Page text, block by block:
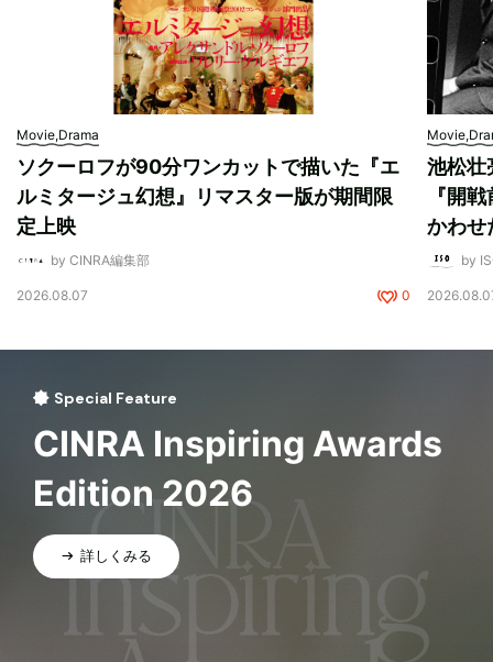
Movie,Drama
ソクーロフが90分ワンカットで描いた『エ
ルミタージュ幻想』リマスター版が期間限
定上映
by CINRA編集部
2026.08.07 0
池松壮
『開
かわせ
by
Special Feature
CINRA Inspiring Awards
Edition 2026
詳しくみる